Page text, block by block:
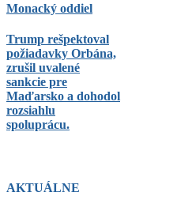
Monacký oddiel
Trump rešpektoval
požiadavky Orbána,
zrušil uvalené
sankcie pre
Maďarsko a dohodol
rozsiahlu
spoluprácu.
AKTUÁLNE